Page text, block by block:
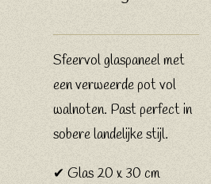
Sfeervol glaspaneel met
een verweerde pot vol
walnoten. Past perfect in
sobere landelijke stijl.
✔ Glas 20 x 30 cm